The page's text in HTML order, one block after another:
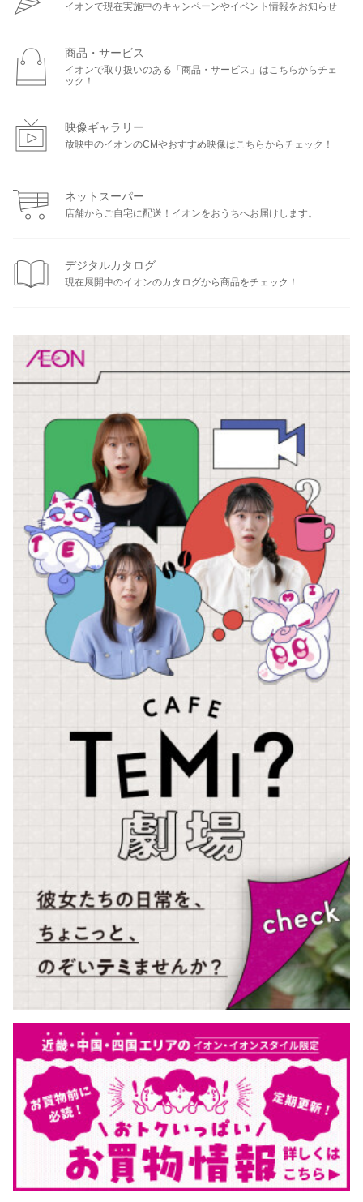
イオンで現在実施中のキャンペーンやイベント情報をお知らせ
商品・サービス
イオンで取り扱いのある「商品・サービス」はこちらからチェ
ック！
映像ギャラリー
放映中のイオンのCMやおすすめ映像はこちらからチェック！
ネットスーパー
店舗からご自宅に配送！イオンをおうちへお届けします。
デジタルカタログ
現在展開中のイオンのカタログから商品をチェック！